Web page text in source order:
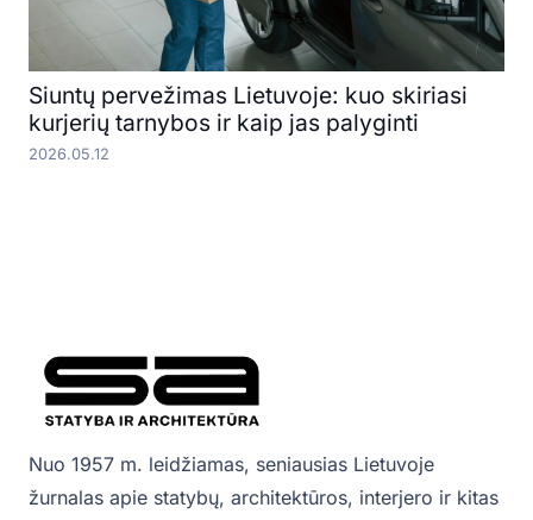
Siuntų pervežimas Lietuvoje: kuo skiriasi
kurjerių tarnybos ir kaip jas palyginti
2026.05.12
Nuo 1957 m. leidžiamas, seniausias Lietuvoje
žurnalas apie statybų, architektūros, interjero ir kitas